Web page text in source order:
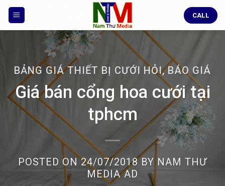
Skip
content
CALL
BẢNG GIÁ THIẾT BỊ CƯỚI HỎI,BÁO GIÁ
Giá bán cổng hoa cưới tại
tphcm
POSTED ON24/07/2018BY NAM THƯ
MEDIA AD